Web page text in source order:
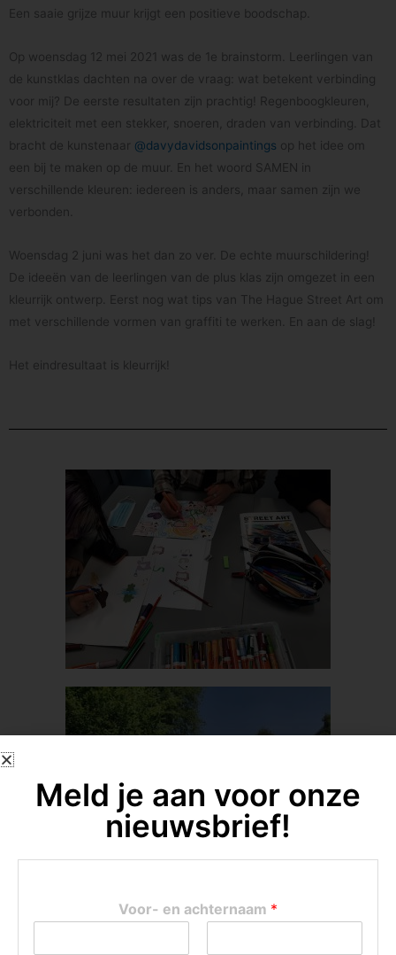
Een saaie grijze muur krijgt een positieve boodschap.
Op woensdag 12 mei 2021 was de 1e brainstorm. Leerlingen van
de kunstklas dachten na over de vraag: wat betekent verbinding
voor mij? De eerste resultaten zijn prachtig! Regenboogkleuren,
elektriciteit met een stekker, snoeren, draden van verbinding. Dat
bracht de kunstenaar @davydavidsonpaintings op het idee om
een bij te maken op de muur. En het woord SAMEN in
verschillende kleuren: iedereen is anders, maar samen zijn we
verbonden.
Woensdag 2 juni was het dan zo ver. De echte muurschildering!
De ideeën van de leerlingen van de plus klas zijn omgezet in een
kleurrijk ontwerp. Eerst nog wat tips van The Hague Street Art om
met verschillende vormen van graffiti te werken. En aan de slag!
Het eindresultaat is kleurrijk!
Meld je aan voor onze
nieuwsbrief!
Voor- en achternaam *